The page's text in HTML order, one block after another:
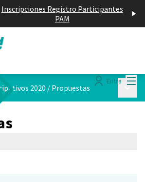
Inscripciones Registro Participantes
PAM
Entra
2020 / Propuestas